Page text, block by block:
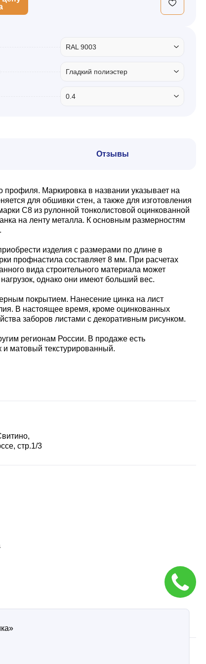
RAL 9003
Гладкий полиэстер
0.4
Отзывы
профиля. Маркировка в названии указывает на
для обшивки стен, а также для изготовления
С8 из рулонной тонколистовой оцинкованной
на ленту металла. К основным размерностям
изделия с размерами по длине в
профнастила составляет 8 мм. При расчетах
вида строительного материала может
однако они имеют больший вес.
покрытием. Нанесение цинка на лист
В настоящее время, кроме оцинкованных
заборов листами с декоративным рисунком.
регионам России. В продаже есть
матовый текстурированный.
стр.1/3